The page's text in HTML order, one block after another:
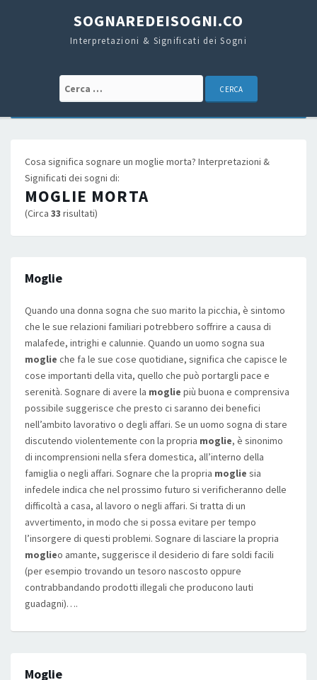
SOGNAREDEISOGNI.CO
Interpretazioni & Significati dei Sogni
Cerca:
Cosa significa sognare un moglie morta? Interpretazioni &
Significati dei sogni di:
MOGLIE MORTA
(Circa 33 risultati)
Moglie
Quando una donna sogna che suo marito la picchia, è sintomo
che le sue relazioni familiari potrebbero soffrire a causa di
malafede, intrighi e calunnie. Quando un uomo sogna sua
moglie che fa le sue cose quotidiane, significa che capisce le
cose importanti della vita, quello che può portargli pace e
serenità. Sognare di avere la moglie più buona e comprensiva
possibile suggerisce che presto ci saranno dei benefici
nell’ambito lavorativo o degli affari. Se un uomo sogna di stare
discutendo violentemente con la propria moglie, è sinonimo
di incomprensioni nella sfera domestica, all’interno della
famiglia o negli affari. Sognare che la propria moglie sia
infedele indica che nel prossimo futuro si verificheranno delle
difficoltà a casa, al lavoro o negli affari. Si tratta di un
avvertimento, in modo che si possa evitare per tempo
l’insorgere di questi problemi. Sognare di lasciare la propria
moglieo amante, suggerisce il desiderio di fare soldi facili
(per esempio trovando un tesoro nascosto oppure
contrabbandando prodotti illegali che producono lauti
guadagni)….
Moglie